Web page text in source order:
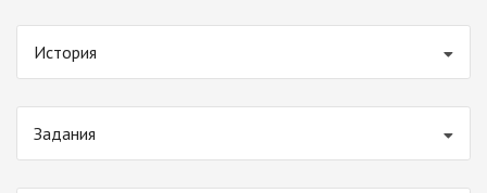
История
Задания